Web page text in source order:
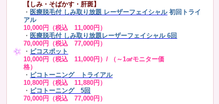
【しみ・そばかす・肝斑】
・ 医療脱毛付 しみ取り放題 レーザーフェイシャル 初回トライ
アル
10,000円（税込 11,000円）
・ 医療脱毛付 しみ取り放題レーザーフェイシャル 6回
70,000円（税込 77,000円）
・ ピコスポット
10,000円（税込 11,000円）/ （～1㎠モニター価
格）
・ ピコトーニング トライアル
10,800円（税込 11,880円）
・ ピコトーニング 5回
70,000円（税込 77,000円）